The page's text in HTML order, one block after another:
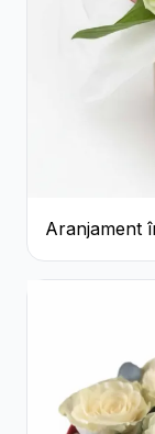
Aranjament
Trandafiri